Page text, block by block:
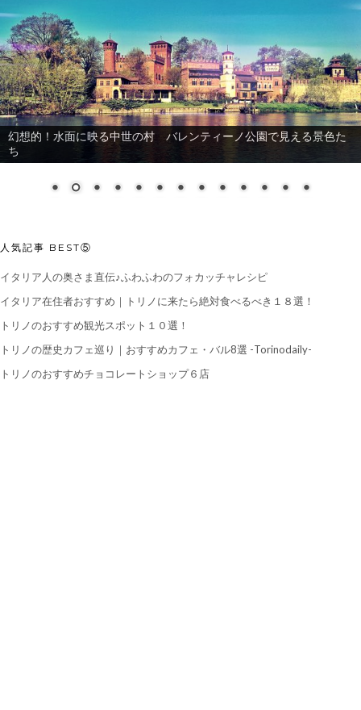
幻想的！水面に映る中世の村 バレンティーノ公園で見える景色た
ち
人気記事 BEST⑤
イタリア人の奥さま直伝♪ふわふわのフォカッチャレシピ
イタリア在住者おすすめ｜トリノに来たら絶対食べるべき１８選！
トリノのおすすめ観光スポット１０選！
トリノの歴史カフェ巡り｜おすすめカフェ・バル8選 -Torinodaily-
トリノのおすすめチョコレートショップ６店